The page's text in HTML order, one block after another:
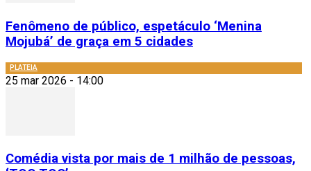
Fenômeno de público, espetáculo ‘Menina
Mojubá’ de graça em 5 cidades
PLATEIA
25 mar 2026 - 14:00
Comédia vista por mais de 1 milhão de pessoas,